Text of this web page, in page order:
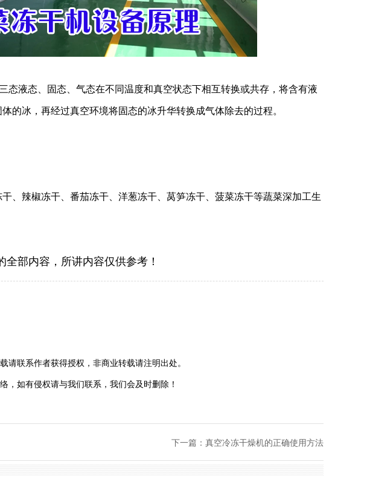
液态、固态、气态在不同温度和真空状态下相互转换或共存，将含有液
的冰，再经过真空环境将固态的冰升华转换成气体除去的过程。
辣椒冻干、番茄冻干、洋葱冻干、莴笋冻干、菠菜冻干等蔬菜深加工生
全部内容，所讲内容仅供参考！
联系作者获得授权，非商业转载请注明出处。
，如有侵权请与我们联系，我们会及时删除！
下一篇： 真空冷冻干燥机的正确使用方法